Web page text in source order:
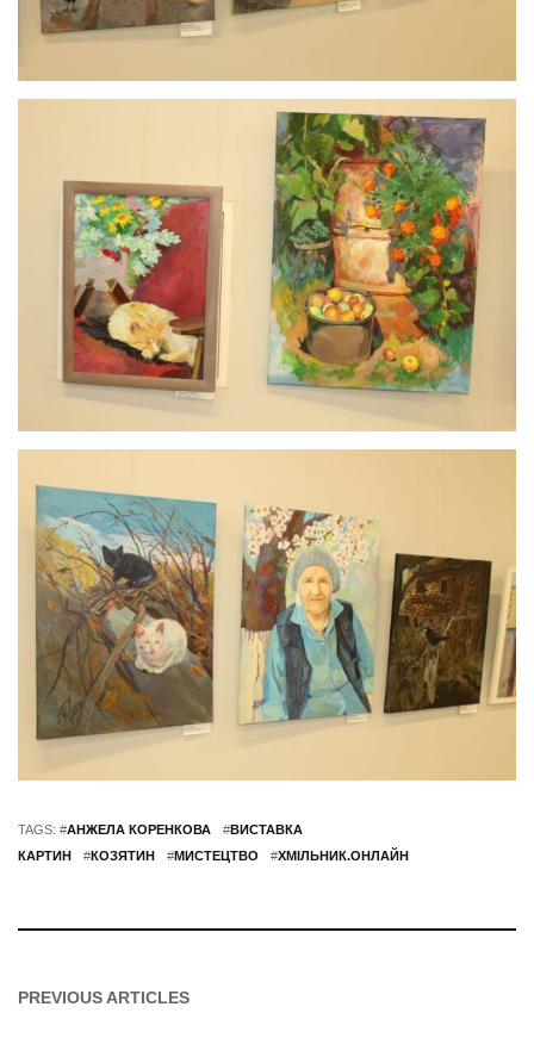
TAGS: #АНЖЕЛА КОРЕНКОВА #ВИСТАВКА
КАРТИН
#КОЗЯТИН #МИСТЕЦТВО #ХМІЛЬНИК.ОНЛАЙН
PREVIOUS ARTICLES